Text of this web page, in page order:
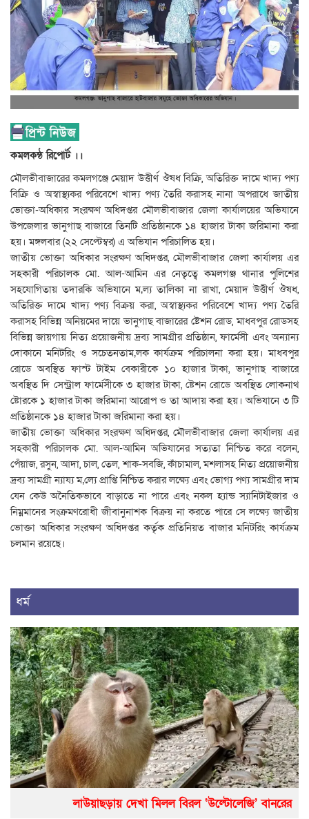
কমলকন্ঠ রিপোর্ট ।।
মৌলভীবাজারের কমলগঞ্জে মেয়াদ উত্তীর্ণ ঔষধ বিক্রি, অতিরিক্ত দামে খাদ্য পণ্য
বিক্রি ও অস্বাস্থ্যকর পরিবেশে খাদ্য পণ্য তৈরি করাসহ নানা অপরাধে জাতীয়
ভোক্তা-অধিকার সংরক্ষণ অধিদপ্তর মৌলভীবাজার জেলা কার্যালয়ের অভিযানে
উপজেলার ভানুগাছ বাজারে তিনটি প্রতিষ্ঠানকে ১৪ হাজার টাকা জরিমানা করা
হয়। মঙ্গলবার (২২ সেপ্টেম্বর) এ অভিযান পরিচালিত হয়।
জাতীয় ভোক্তা অধিকার সংরক্ষণ অধিদপ্তর, মৌলভীবাজার জেলা কার্যালয় এর
সহকারী পরিচালক মো. আল-আমিন এর নেতৃত্বে কমলগঞ্জ থানার পুলিশের
সহযোগিতায় তদারকি অভিযানে ম‚ল্য তালিকা না রাখা, মেয়াদ উত্তীর্ণ ঔষধ,
অতিরিক্ত দামে খাদ্য পণ্য বিক্রয় করা, অস্বাস্থ্যকর পরিবেশে খাদ্য পণ্য তৈরি
করাসহ বিভিন্ন অনিয়মের দায়ে ভানুগাছ বাজারের ষ্টেশন রোড, মাধবপুর রোডসহ
বিভিন্ন জায়গায় নিত্য প্রয়োজনীয় দ্রব্য সামগ্রীর প্রতিষ্ঠান, ফার্মেসী এবং অন্যান্য
দোকানে মনিটরিং ও সচেতনতাম‚লক কার্যক্রম পরিচালনা করা হয়। মাধবপুর
রোডে অবস্থিত ফাস্ট টাইম বেকারীকে ১০ হাজার টাকা, ভানুগাছ বাজারে
অবস্থিত দি সেন্ট্রাল ফার্মেসীকে ৩ হাজার টাকা, ষ্টেশন রোডে অবস্থিত লোকনাথ
ষ্টোরকে ১ হাজার টাকা জরিমানা আরোপ ও তা আদায় করা হয়। অভিযানে ৩ টি
প্রতিষ্ঠানকে ১৪ হাজার টাকা জরিমানা করা হয়।
জাতীয় ভোক্তা অধিকার সংরক্ষণ অধিদপ্তর, মৌলভীবাজার জেলা কার্যালয় এর
সহকারী পরিচালক মো. আল-আমিন অভিযানের সত্যতা নিশ্চিত করে বলেন,
পেঁয়াজ, রসুন, আদা, চাল, তেল, শাক-সবজি, কাঁচামাল, মশলাসহ নিত্য প্রয়োজনীয়
দ্রব্য সামগ্রী ন্যায্য ম‚ল্যে প্রাপ্তি নিশ্চিত করার লক্ষ্যে এবং ভোগ্য পণ্য সামগ্রীর দাম
যেন কেউ অনৈতিকভাবে বাড়াতে না পারে এবং নকল হ্যান্ড স্যানিটাইজার ও
নিম্নমানের সংক্রমণরোধী জীবানুনাশক বিক্রয় না করতে পারে সে লক্ষ্যে জাতীয়
ভোক্তা অধিকার সংরক্ষণ অধিদপ্তর কর্তৃক প্রতিনিয়ত বাজার মনিটরিং কার্যক্রম
চলমান রয়েছে।
ধর্ম
লাউয়াছড়ায় দেখা মিলল বিরল ‘উল্টোলেজি’ বানরের